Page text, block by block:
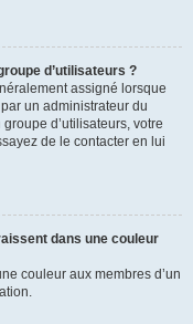
d’utilisateurs ?
assigné lorsque
un administrateur du
d’utilisateurs, votre
de le contacter en lui
dans une couleur
couleur aux membres d’un